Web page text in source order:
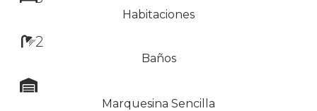
Habitaciones
2
Baños
Marquesina Sencilla